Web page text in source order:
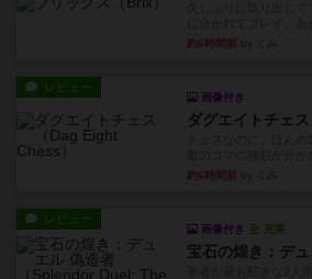
約6時間前
レビュー
画像付き
ダグエイトチェス
約6時間前
レビュー
画像付き 充実
宝石の煌き：デ